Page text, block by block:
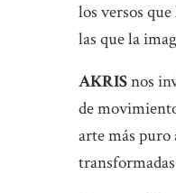
los versos
las que la
AKRISnos
de
arte más puro